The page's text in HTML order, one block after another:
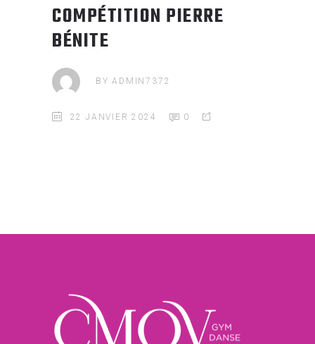
COMPÉTITION PIERRE
BÉNITE
BYADMIN7372
22 JANVIER 2024 0